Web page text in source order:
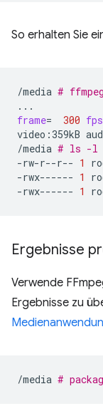
So erhalten Sie
/media #
frame= 300 fps
video:359kB
/media # ls -l
-rw-r--r-- 1
-rwx------ 1
-rwx------ 1
Ergebnisse
Verwende
Ergebnisse zu
/media #